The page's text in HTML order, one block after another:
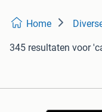
Home
345 resultaten voor